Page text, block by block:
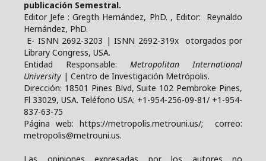
publicación Semestral.
Editor Jefe : Gregth Hernández, PhD. , Editor: Reynaldo
Hernández, PhD.
E- ISNN 2692-3203 | ISNN 2692-319x otorgados por
Library Congress, USA.
Entidad Responsable: Metropolitan International
University | Centro de Investigación Metrópolis.
Dirección: 18501 Pines Blvd, Suite 102 Pembroke Pines,
Fl 33029, USA. Teléfono USA: +1-954-256-09-81/ +1-954-
837-63-75
Página web: https://metropolis.metrouni.us/; correo:
metropolis@metrouni.us.